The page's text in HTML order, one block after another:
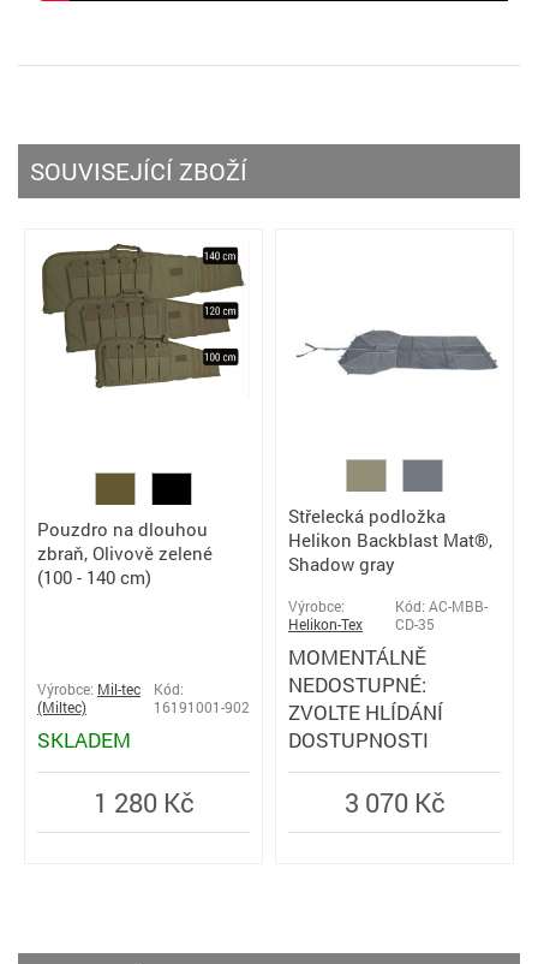
SOUVISEJÍCÍ ZBOŽÍ
Pouzdro na dlouhou
zbraň, Olivově zelené
(100 - 140 cm)
Výrobce: Mil-tec
(Miltec)
Kód:
16191001-902
SKLADEM
1 280 Kč
Střelecká podložka
Helikon Backblast Mat®,
Shadow gray
Výrobce:
Helikon-Tex
Kód: AC-MBB-
CD-35
MOMENTÁLNĚ
NEDOSTUPNÉ:
ZVOLTE HLÍDÁNÍ
DOSTUPNOSTI
3 070 Kč